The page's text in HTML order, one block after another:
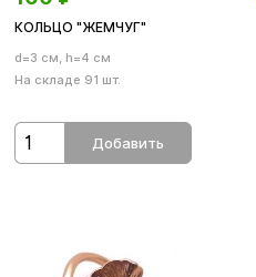
КОЛЬЦО "ЖЕМЧУГ"
d=3 см, h=4 см
На складе 91 шт.
Добавить